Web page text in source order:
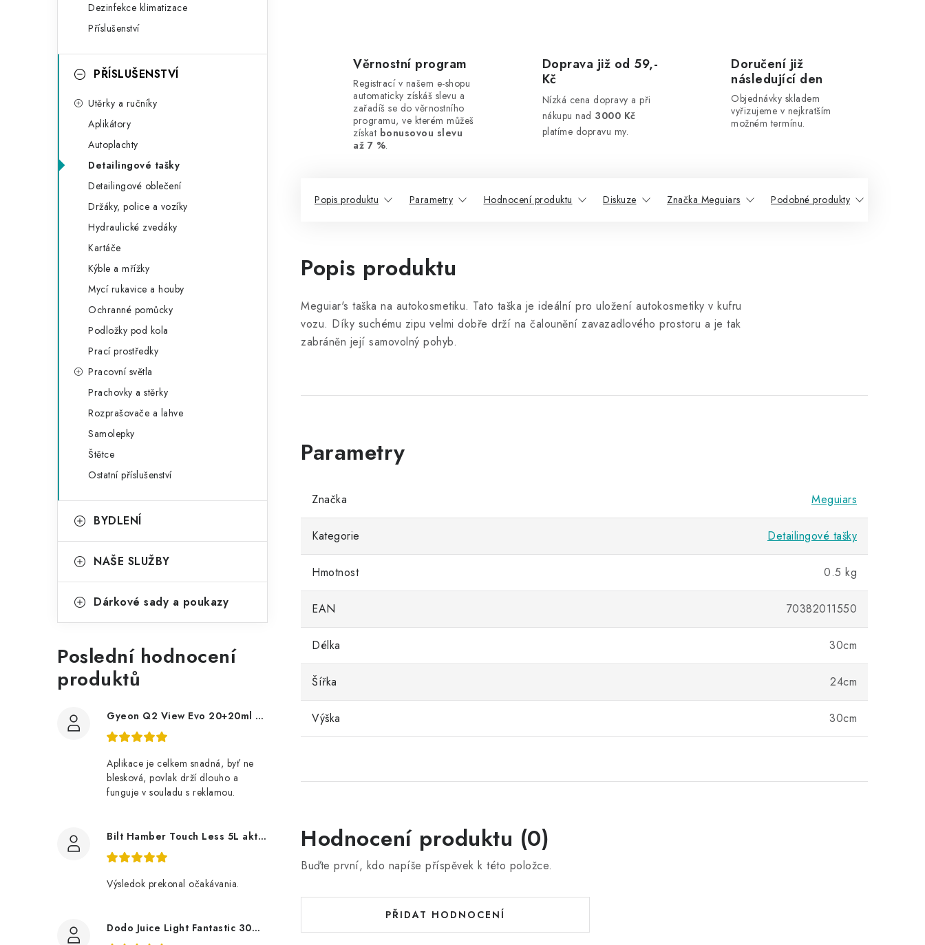
Dezinfekce klimatizace
Příslušenství
PŘÍSLUŠENSTVÍ
Utěrky a ručníky
Aplikátory
Autoplachty
Detailingové tašky
Detailingové oblečení
Držáky, police a vozíky
Hydraulické zvedáky
Kartáče
Kýble a mřížky
Mycí rukavice a houby
Ochranné pomůcky
Podložky pod kola
Prací prostředky
Pracovní světla
Prachovky a stěrky
Rozprašovače a lahve
Samolepky
Štětce
Ostatní příslušenství
BYDLENÍ
NAŠE SLUŽBY
Dárkové sady a poukazy
Poslední hodnocení
produktů
Gyeon Q2 View Evo 20+20ml nanopovlak na okna
Aplikace je celkem snadná, byť ne
blesková, povlak drží dlouho a
funguje v souladu s reklamou.
Bilt Hamber Touch Less 5L aktivní pěna
Výsledok prekonal očakávania.
Dodo Juice Light Fantastic 30ml měkký vosk
Věrnostní program
Registrací v našem e-shopu
automaticky získáš slevu a
zařadíš se do věrnostního
programu, ve kterém můžeš
získat bonusovou slevu
až 7 %.
Doprava již od 59,-
Kč
Nízká cena dopravy a při
nákupu nad 3000 Kč
platíme dopravu my.
Doručení již
následující den
Objednávky skladem
vyřizujeme v nejkratším
možném termínu.
Popis produktu Parametry Hodnocení produktu Diskuze Značka Meguiars Podobné produkty
Popis produktu
Meguiar's taška na autokosmetiku. Tato taška je ideální pro uložení autokosmetiky v kufru
vozu. Díky suchému zipu velmi dobře drží na čalounění zavazadlového prostoru a je tak
zabráněn její samovolný pohyb.
Značka Meguiars
Kategorie Detailingové tašky
Hmotnost 0.5 kg
EAN 70382011550
Délka 30cm
Šířka 24cm
Výška 30cm
Hodnocení produktu (0)
Buďte první, kdo napíše příspěvek k této položce.
PŘIDAT HODNOCENÍ